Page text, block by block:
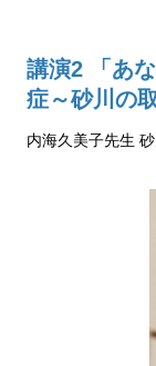
講演2 「あ
症～砂川の
内海久美子先生